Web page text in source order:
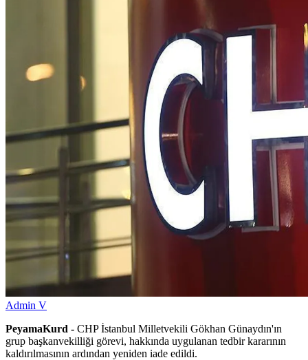
Admin V
PeyamaKurd - CHP İstanbul Milletvekili Gökhan Günaydın'ın
grup başkanvekilliği görevi, hakkında uygulanan tedbir kararının
kaldırılmasının ardından yeniden iade edildi.